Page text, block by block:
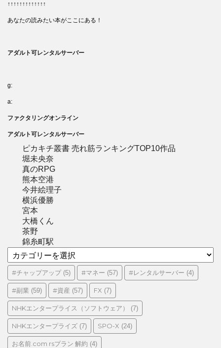
↑↑↑↑↑↑↑↑↑↑↑↑↑
あなたの読みたい本がここにある！
アダルト可レンタルサーバー
g:
a:
ファクタリングオンライン
アダルト可レンタルサーバー
ピカキチ叢書 売れ筋ランキングTOP10作品
堀未央奈
真のRPG
熊本空港
今井絵理子
横浜優勝
宮本
大橋くん
茶野
錦糸町駅
テ
ゴ
リ
ー
#チャップアップ(5) #マネー (57) #レンタルサーバー (4)
#副業 (59) #資産 (57) FX (7)
NHKエンタープライス（ソフトウェア） (7)
NHKエンタープライズ (7) SPO-X (24)
お名前.com rsプラン 解約 (4)